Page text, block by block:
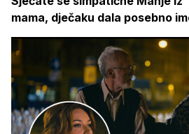
mama, dječaku dala posebno